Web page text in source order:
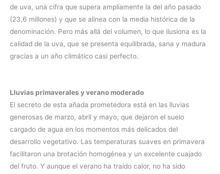
de uva, una cifra que supera ampliamente la del año pasado
(23,6 millones) y que se alinea con la media histórica de la
denominación. Pero más allá del volumen, lo que ilusiona es la
calidad de la uva, que se presenta equilibrada, sana y madura
gracias a un año climático casi perfecto.
Lluvias primaverales y verano moderado
El secreto de esta añada prometedora está en las lluvias
generosas de marzo, abril y mayo, que dejaron el suelo
cargado de agua en los momentos más delicados del
desarrollo vegetativo. Las temperaturas suaves en primavera
facilitaron una brotación homogénea y un excelente cuajado
del fruto. Y aunque el verano ha traído calor, no ha sido